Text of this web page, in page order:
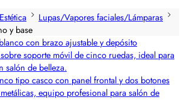
Lupas/Vapores faciales/Lámparas
y base